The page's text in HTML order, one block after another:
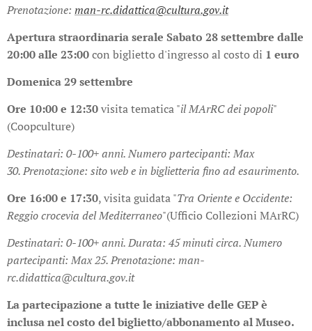
Prenotazione: man-rc.didattica@cultura.gov.it
Apertura straordinaria serale Sabato 28 settembre dalle
20:00 alle 23:00con biglietto d'ingresso al costo di 1 euro
Domenica 29 settembre
Ore 10:00 e 12:30visita tematica "il MArRC dei popoli"
(Coopculture)
Destinatari: 0-100+ anni.Numero partecipanti: Max
30.Prenotazione: sito web e in biglietteria fino ad esaurimento.
Ore 16:00 e 17:30, visita guidata "Tra Oriente e Occidente:
Reggio crocevia del Mediterraneo"(Ufficio Collezioni MArRC)
Destinatari: 0-100+ anni.Durata: 45 minuti circa.Numero
partecipanti: Max 25.Prenotazione: man-
rc.didattica@cultura.gov.it
La partecipazione a tutte le iniziative delle GEP è
inclusa nel costo del biglietto/abbonamento al Museo.